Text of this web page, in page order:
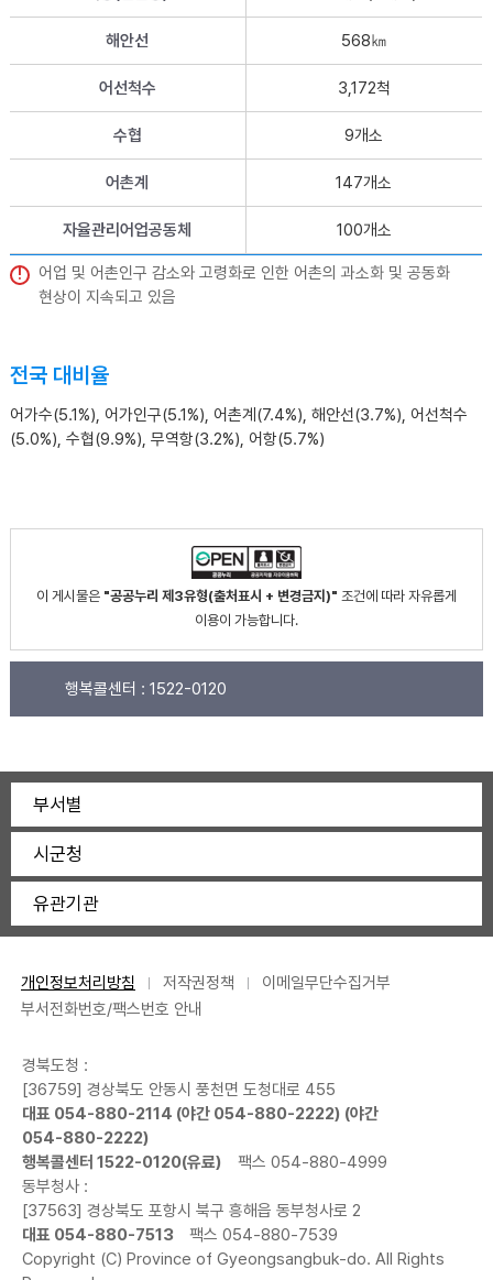
해안선 568㎞
어선척수 3,172척
수협 9개소
어촌계 147개소
자율관리어업공동체 100개소
어업 및 어촌인구 감소와 고령화로 인한 어촌의 과소화 및 공동화
현상이 지속되고 있음
전국 대비율
어가수(5.1%), 어가인구(5.1%), 어촌계(7.4%), 해안선(3.7%), 어선척수
(5.0%), 수협(9.9%), 무역항(3.2%), 어항(5.7%)
이 게시물은 "공공누리 제3유형(출처표시 + 변경금지)" 조건에 따라 자유롭게
이용이 가능합니다.
행복콜센터 : 1522-0120
부서별
시군청
유관기관
개인정보처리방침 저작권정책
이메일무단수집거부
부서전화번호/팩스번호 안내
경북도청 :
[36759] 경상북도 안동시 풍천면 도청대로 455
대표 054-880-2114 (야간 054-880-2222) (야간
054-880-2222)
행복콜센터 1522-0120(유료)
팩스 054-880-4999
동부청사 :
[37563] 경상북도 포항시 북구 흥해읍 동부청사로 2
대표 054-880-7513
팩스 054-880-7539
Copyright (C) Province of Gyeongsangbuk-do. All Rights